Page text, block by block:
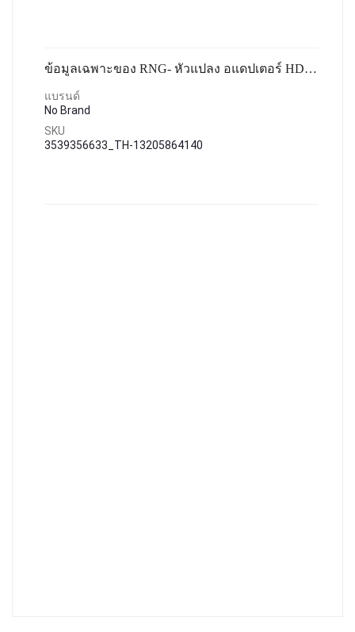
ข้อมูลเฉพาะของ RNG- หัวแปลง อแดปเตอร์ HDMI คุณภาพ8K 2-in-1out และ 1-in-2 out สำหรับPS4/3 Box มอนิเตอร์รับสส่งภาพทั่วไป HDMI Splitter 8K HDMI Switch Bi-Direction 1x2/2x1 Adapter HDMI Switcher 2 in 1 out for PS4/PS3,
แบรนด์
No Brand
SKU
3539356633_TH-13205864140